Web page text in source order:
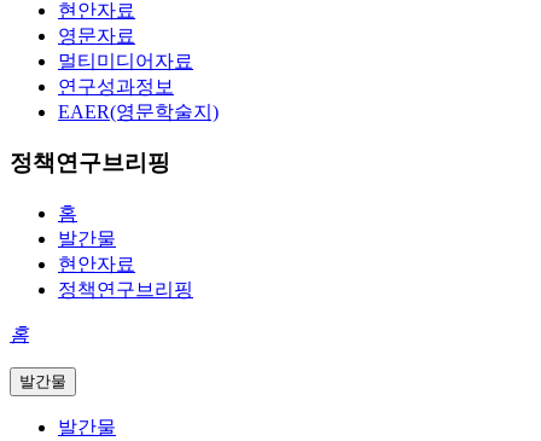
현안자료
영문자료
멀티미디어자료
연구성과정보
EAER(영문학술지)
정책연구브리핑
홈
발간물
현안자료
정책연구브리핑
홈
발간물
발간물